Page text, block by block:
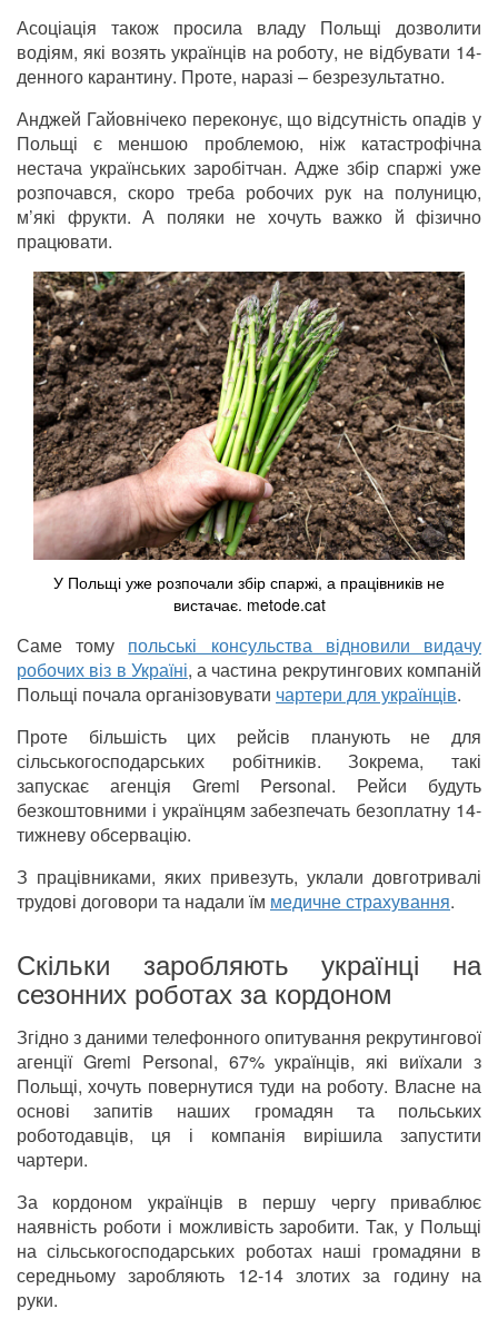
Асоціація також просила владу Польщі дозволити
водіям, які возять українців на роботу, не відбувати 14-
денного карантину. Проте, наразі – безрезультатно.
Анджей Гайовнічеко переконує, що відсутність опадів у
Польщі є меншою проблемою, ніж катастрофічна
нестача українських заробітчан. Адже збір спаржі уже
розпочався, скоро треба робочих рук на полуницю,
м’які фрукти. А поляки не хочуть важко й фізично
працювати.
У Польщі уже розпочали збір спаржі, а працівників не
вистачає. metode.cat
Саме тому польські консульства відновили видачу
робочих віз в Україні, а частина рекрутингових компаній
Польщі почала організовувати чартери для українців.
Проте більшість цих рейсів планують не для
сільськогосподарських робітників. Зокрема, такі
запускає агенція Gremi Personal. Рейси будуть
безкоштовними і українцям забезпечать безоплатну 14-
тижневу обсервацію.
З працівниками, яких привезуть, уклали довготривалі
трудові договори та надали їм медичне страхування.
Скільки заробляють українці на
сезонних роботах за кордоном
Згідно з даними телефонного опитування рекрутингової
агенції Gremi Personal, 67% українців, які виїхали з
Польщі, хочуть повернутися туди на роботу. Власне на
основі запитів наших громадян та польських
роботодавців, ця і компанія вирішила запустити
чартери.
За кордоном українців в першу чергу приваблює
наявність роботи і можливість заробити. Так, у Польщі
на сільськогосподарських роботах наші громадяни в
середньому заробляють 12-14 злотих за годину на
руки.